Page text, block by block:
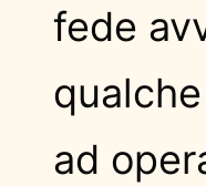
fede
ad